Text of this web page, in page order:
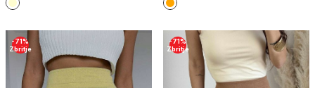
-71%
Zbritje
-71%
Zbritje